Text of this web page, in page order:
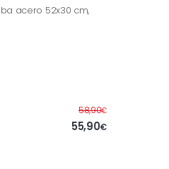
acero 52x30 cm,
58,90€Before
55,90€